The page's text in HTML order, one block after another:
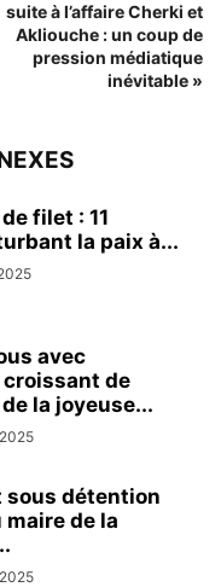
suite à l’affaire Cherki et
Akliouche : un coup de
pression médiatique
inévitable »
filet : 11
la paix à...
avec
de
la joyeuse...
sous détention
de la